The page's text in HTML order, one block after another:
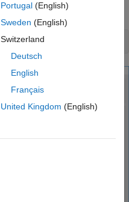
Portugal(English)
Sweden (English)
Switzerland
Deutsch
English
Français
United Kingdom (English)